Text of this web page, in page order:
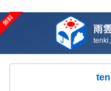
雨